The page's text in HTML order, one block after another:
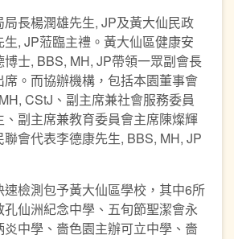
長楊潤雄先生, JP及黃大仙民政
, JP蒞臨主禮。黃大仙區健康安
士, BBS, MH, JP帶領一眾副會長
。而協辦機構，包括本園董事會
CStJ、副主席兼社會服務委員
副主席兼教育委員會主席陳燦輝
會代表李德康先生, BBS, MH, JP
檢測包予黃大仙區學校，其中6所
仙洲紀念中學、五旬節聖潔會永
中學、嗇色園主辦可立中學、嗇